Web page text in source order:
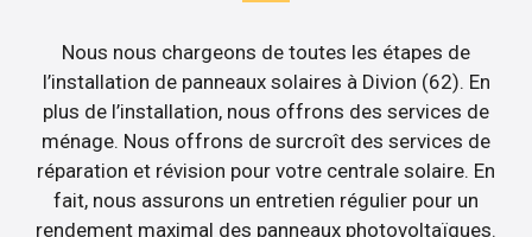
Nous nous chargeons de toutes les étapes de
l’installation de panneaux solaires à Divion (62). En
plus de l’installation, nous offrons des services de
ménage. Nous offrons de surcroît des services de
réparation et révision pour votre centrale solaire. En
fait, nous assurons un entretien régulier pour un
rendement maximal des panneaux photovoltaïques.